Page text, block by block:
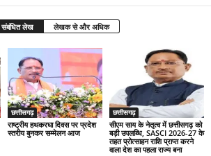
संबंधित लेख लेखक से और अधिक
छत्तीसगढ़
राष्ट्रीय हथकरघा दिवस पर प्रदेश
स्तरीय बुनकर सम्मेलन आज
छत्तीसगढ़
सीएम साय के नेतृत्व में छत्तीसगढ़ को
बड़ी उपलब्धि, SASCI 2026-27 के
तहत प्रोत्साहन राशि प्राप्त करने
वाला देश का पहला राज्य बना